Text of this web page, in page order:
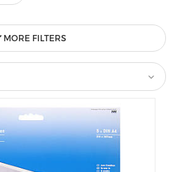
MORE FILTERS